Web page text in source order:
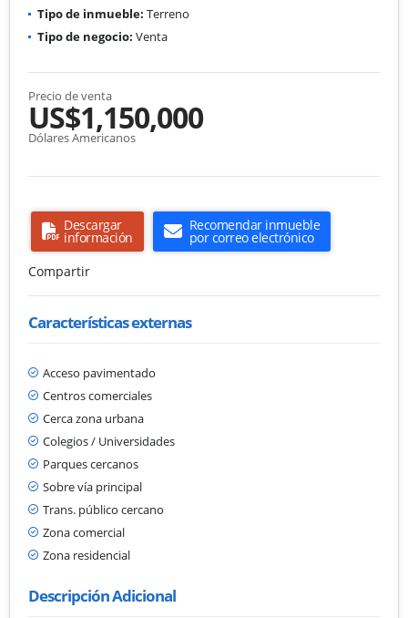
Tipo de inmueble: Terreno
Tipo de negocio: Venta
Precio de venta
US$1,150,000
Dólares Americanos
Descargar
información
Recomendar inmueble
por correo electrónico
Compartir
Características externas
Acceso pavimentado
Centros comerciales
Cerca zona urbana
Colegios / Universidades
Parques cercanos
Sobre vía principal
Trans. público cercano
Zona comercial
Zona residencial
Descripción Adicional